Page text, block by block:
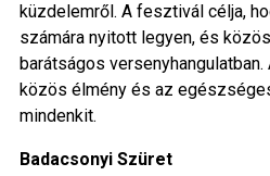
küzdelemről. A fesztivál célja,
számára nyitott legyen, és
barátságos
közös élmény és az
mindenkit.
Badacsonyi Szüret